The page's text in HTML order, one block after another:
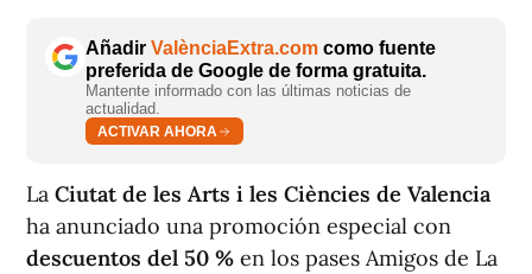
Añadir ValènciaExtra.com como fuente
preferida de Google de forma gratuita.
Mantente informado con las últimas noticias de
actualidad.
ACTIVAR AHORA
La Ciutat de les Arts i les Ciències de Valencia
ha anunciado una promoción especial con
descuentos del 50 % en los pases Amigos de La